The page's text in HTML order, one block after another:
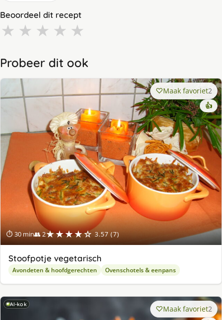
Beoordeel dit recept
★ ★ ★ ★ ★
Probeer dit ook
⏱ 30 min👥 2★★★★☆ 3.57 (7)
Maak favoriet2
👍
Stoofpotje vegetarisch
Avondeten & hoofdgerechten Ovenschotels & eenpans
AI-kok Maak favoriet2